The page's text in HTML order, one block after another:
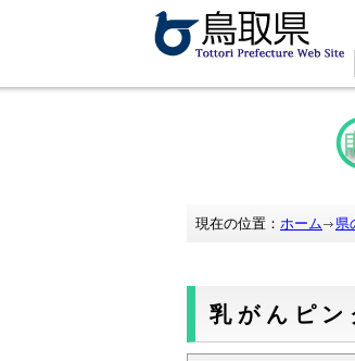
現在の位置： ホーム 県
乳がんピン